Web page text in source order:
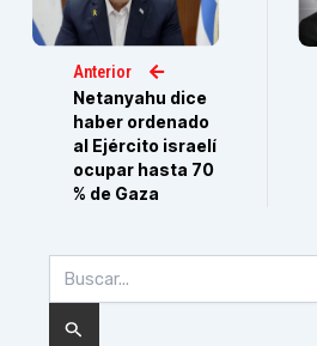
Anterior
Netanyahu dice
haber ordenado
al Ejército israelí
ocupar hasta 70
% de Gaza
por: